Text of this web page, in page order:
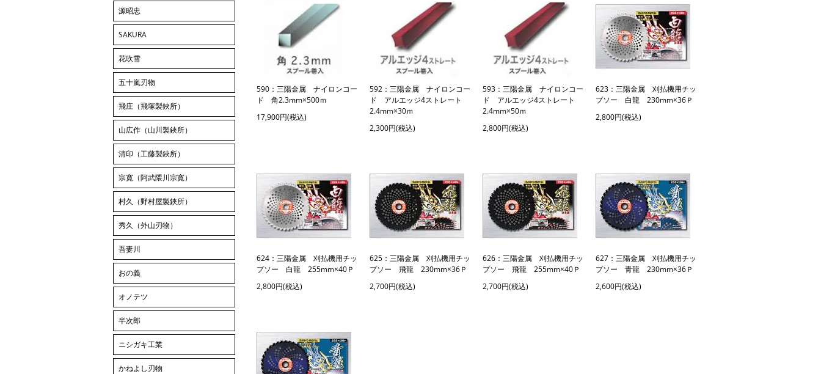
590：三陽金属 ナイロンコー
ド 角2.3mm×500ｍ
17,900円(税込)
592：三陽金属 ナイロンコー
ド アルエッジ4ストレート
2.4mm×30ｍ
2,300円(税込)
593：三陽金属 ナイロンコー
ド アルエッジ4ストレート
2.4mm×50ｍ
2,800円(税込)
623：三陽金属 刈払機用チッ
プソー 白龍 230mm×36Ｐ
2,800円(税込)
624：三陽金属 刈払機用チッ
プソー 白龍 255mm×40Ｐ
2,800円(税込)
625：三陽金属 刈払機用チッ
プソー 飛龍 230mm×36Ｐ
2,700円(税込)
626：三陽金属 刈払機用チッ
プソー 飛龍 255mm×40Ｐ
2,700円(税込)
627：三陽金属 刈払機用チッ
プソー 青龍 230mm×36Ｐ
2,600円(税込)
源昭忠
SAKURA
花吹雪
五十嵐刃物
飛庄（飛塚製鋏所）
山広作（山川製鋏所）
清印（工藤製鋏所）
宗寛（阿武隈川宗寛）
村久（野村屋製鋏所）
秀久（外山刃物）
吾妻川
おの義
オノテツ
半次郎
ニシガキ工業
かねよし刃物